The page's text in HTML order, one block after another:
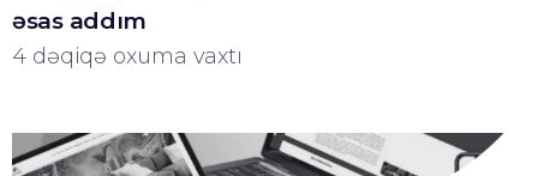
əsas addım
4 dəqiqə oxuma vaxtı